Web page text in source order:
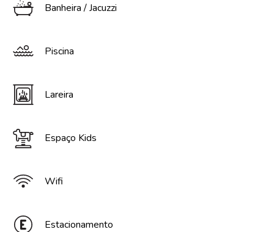
Banheira / Jacuzzi
Piscina
Lareira
Espaço Kids
Wifi
Estacionamento